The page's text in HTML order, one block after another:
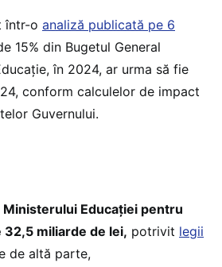
într-o analiză publicată pe 6
15% din Bugetul General
în 2024, ar urma să fie
conform calculelor de impact
Guvernului.
Ministerului Educației pentru
miliarde de lei, potrivit legii
de altă parte,